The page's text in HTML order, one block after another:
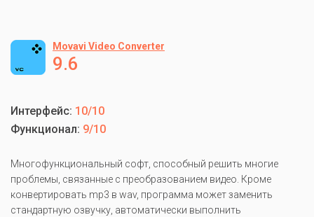
Movavi Video Converter
9.6
Интерфейс: 10/10
Функционал: 9/10
Многофункциональный софт, способный решить многие
проблемы, связанные с преобразованием видео. Кроме
конвертировать mp3 в wav, программа может заменить
стандартную озвучку, автоматически выполнить